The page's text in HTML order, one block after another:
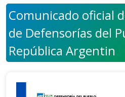
Comunicado oficial
de Defensorías del
República Argentin